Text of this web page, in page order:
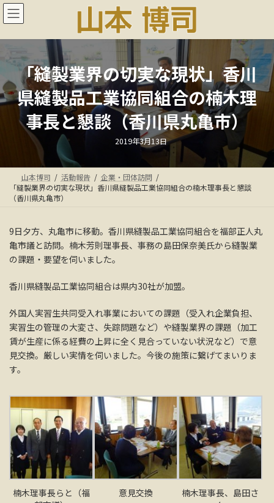
コ
ン
ン
ス
キ
ッ
ナ
ビ
ー
ン
に
移
「縫製業界の切実な現状」香川
県縫製品工業協同組合の楠木理
事長と懇談（香川県丸亀市）
最
終
日
時
:
2019年3月13日
山本博司 活動報告
企業・団体訪問
「縫製業界の切実な現状」香川県縫製品工業協同組合の楠木理事長と懇談
（香川県丸亀市）
9日夕方、丸亀市に移動。香川県縫製品工業協同組合を福部正人丸
亀市議と訪問。楠木芳則理事長、事務の島田保奈美氏から縫製業
の課題・要望を伺いました。
香川県縫製品工業協同組合は県内30社が加盟。
外国人実習生共同受入れ事業においての課題（受入れ企業負担、
実習生の管理の大変さ、失踪問題など）や縫製業界の課題（加工
賃が生産に係る経費の上昇に全く見合っていない状況など）で意
見交換。厳しい実情を伺いました。今後の施策に繋げてまいりま
す。
楠木理事長らと（福
意見交換
楠木理事長、島田さ